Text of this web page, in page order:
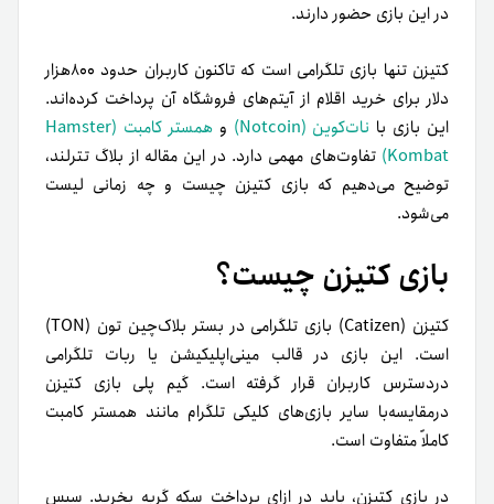
در این بازی حضور دارند.
کتیزن تنها بازی تلگرامی است که تاکنون کاربران حدود ۸۰۰هزار
دلار برای خرید اقلام از آیتم‌های فروشگاه آن پرداخت کرده‌اند.
این بازی با نات‌کوین (Notcoin) و
همستر کامبت (Hamster
Kombat) تفاوت‌های مهمی دارد. در این مقاله از بلاگ تترلند،
توضیح می‌دهیم که بازی کتیزن چیست و چه زمانی لیست
می‌شود.
بازی کتیزن چیست؟
کتیزن (Catizen) بازی تلگرامی در بستر بلاک‌چین تون (TON)
است. این بازی در قالب مینی‌اپلیکیشن یا ربات تلگرامی
دردسترس کاربران قرار گرفته است. گیم پلی بازی کتیزن
در‌مقایسه‌با سایر بازی‌های کلیکی تلگرام مانند همستر کامبت
کاملاً متفاوت است.
در بازی کتیزن، باید در ازای پرداخت سکه گربه بخرید. سپس